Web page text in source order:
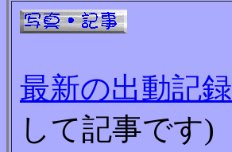
最新の出動記録
して記事です)